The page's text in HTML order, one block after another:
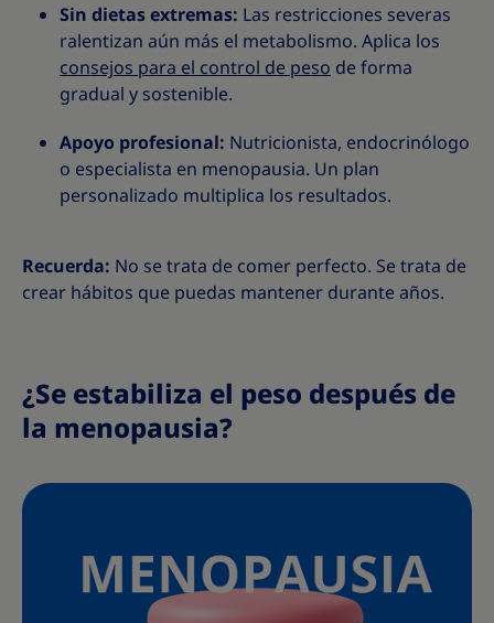
Sin dietas extremas: Las restricciones severas
ralentizan aún más el metabolismo. Aplica los
consejos para el control de peso de forma
gradual y sostenible.
Apoyo profesional: Nutricionista, endocrinólogo
o especialista en menopausia. Un plan
personalizado multiplica los resultados.
Recuerda: No se trata de comer perfecto. Se trata de
crear hábitos que puedas mantener durante años.
¿Se estabiliza el peso después de
la menopausia?